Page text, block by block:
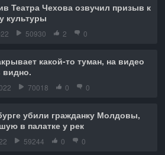
Театра Чехова озвучил призыв к
культуры
50930 2 0
какой-то туман, на видео
видно.
70018 0 0
убили гражданку Молдовы,
в палатке у рек
59244 0 0